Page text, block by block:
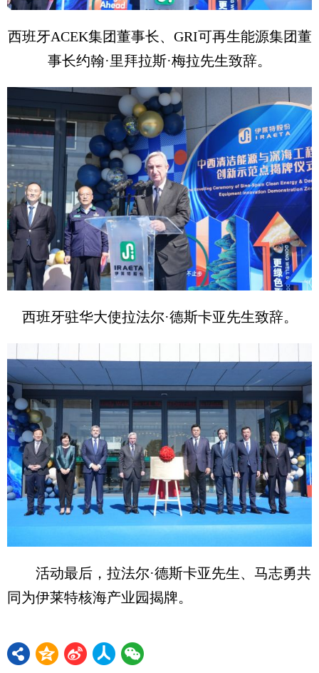
西班牙ACEK集团董事长、GRI可再生能源集团董
事长约翰·里拜拉斯·梅拉先生致辞。
西班牙驻华大使拉法尔·德斯卡亚先生致辞。
活动最后，拉法尔·德斯卡亚先生、马志勇共
同为伊莱特核海产业园揭牌。